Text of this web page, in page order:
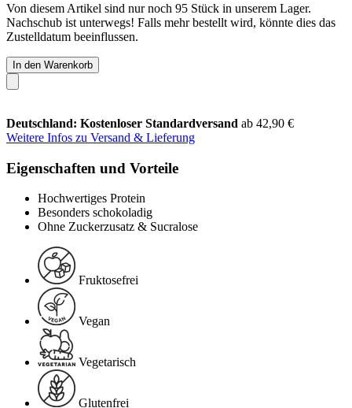
Von diesem Artikel sind nur noch 95 Stück in unserem Lager.
Nachschub ist unterwegs! Falls mehr bestellt wird, könnte dies das
Zustelldatum beeinflussen.
In den Warenkorb
Deutschland: Kostenloser Standardversand ab 42,90 €
Weitere Infos zu Versand & Lieferung
Eigenschaften und Vorteile
Hochwertiges Protein
Besonders schokoladig
Ohne Zuckerzusatz & Sucralose
Fruktosefrei
Vegan
Vegetarisch
Glutenfrei